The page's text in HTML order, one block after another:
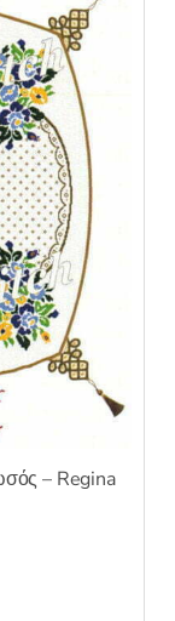
– Regina